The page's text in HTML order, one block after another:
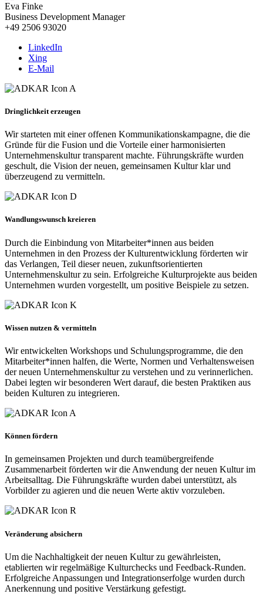
Eva Finke
Business Development Manager
+49 2506 93020
LinkedIn
Xing
E-Mail
Dringlichkeit erzeugen
Wir starteten mit einer offenen Kommunikationskampagne, die die
Gründe für die Fusion und die Vorteile einer harmonisierten
Unternehmenskultur transparent machte. Führungskräfte wurden
geschult, die Vision der neuen, gemeinsamen Kultur klar und
überzeugend zu vermitteln.
Wandlungswunsch kreieren
Durch die Einbindung von Mitarbeiter*innen aus beiden
Unternehmen in den Prozess der Kulturentwicklung förderten wir
das Verlangen, Teil dieser neuen, zukunftsorientierten
Unternehmenskultur zu sein. Erfolgreiche Kulturprojekte aus beiden
Unternehmen wurden vorgestellt, um positive Beispiele zu setzen.
Wissen nutzen & vermitteln
Wir entwickelten Workshops und Schulungsprogramme, die den
Mitarbeiter*innen halfen, die Werte, Normen und Verhaltensweisen
der neuen Unternehmenskultur zu verstehen und zu verinnerlichen.
Dabei legten wir besonderen Wert darauf, die besten Praktiken aus
beiden Kulturen zu integrieren.
Können fördern
In gemeinsamen Projekten und durch teamübergreifende
Zusammenarbeit förderten wir die Anwendung der neuen Kultur im
Arbeitsalltag. Die Führungskräfte wurden dabei unterstützt, als
Vorbilder zu agieren und die neuen Werte aktiv vorzuleben.
Veränderung absichern
Um die Nachhaltigkeit der neuen Kultur zu gewährleisten,
etablierten wir regelmäßige Kulturchecks und Feedback-Runden.
Erfolgreiche Anpassungen und Integrationserfolge wurden durch
Anerkennung und positive Verstärkung gefestigt.